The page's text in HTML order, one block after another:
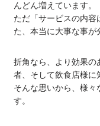
んどん増えています。
ただ「サービスの内容
た、本当に大事な事が
折角なら、より効果の
者、そして飲食店様に
そんな思いから、様々
す。